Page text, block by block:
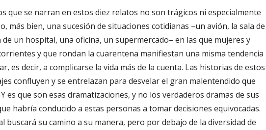
que se narran en estos diez relatos no son trágicos ni especialmente
más bien, una sucesión de situaciones cotidianas –un avión, la sala de
de un hospital, una oficina, un supermercado– en las que mujeres y
y que rondan la cuarentena manifiestan una misma tendencia
es decir, a complicarse la vida más de la cuenta. Las historias de estos
confluyen y se entrelazan para desvelar el gran malentendido que
es que son esas dramatizaciones, y no los verdaderos dramas de sus
habría conducido a estas personas a tomar decisiones equivocadas.
buscará su camino a su manera, pero por debajo de la diversidad de